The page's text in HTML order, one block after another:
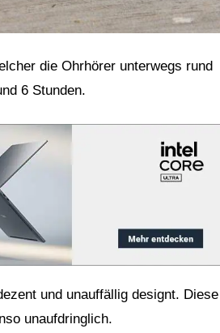
die Ohrhörer unterwegs rund
6 Stunden.
und unauffällig designt. Diese
unaufdringlich.